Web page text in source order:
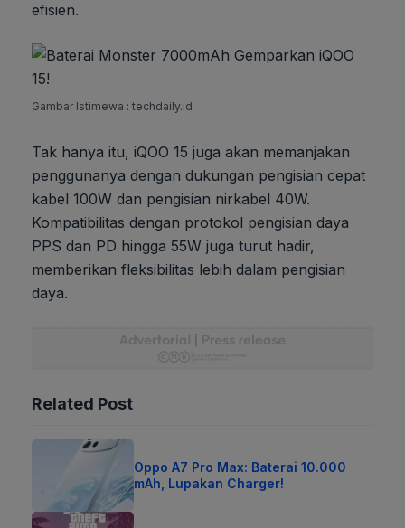
efisien.
Gambar Istimewa : techdaily.id
Tak hanya itu, iQOO 15 juga akan memanjakan
penggunanya dengan dukungan pengisian cepat
kabel 100W dan pengisian nirkabel 40W.
Kompatibilitas dengan protokol pengisian daya
PPS dan PD hingga 55W juga turut hadir,
memberikan fleksibilitas lebih dalam pengisian
daya.
Related Post
Oppo A7 Pro Max: Baterai 10.000
mAh, Lupakan Charger!